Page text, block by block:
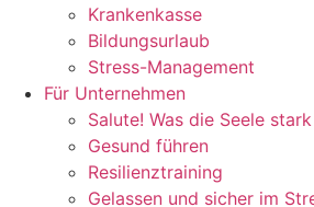
Krankenkasse
Bildungsurlaub
Stress-Management
Für Unternehmen
Salute! Was die Seele
Gesund führen
Resilienztraining
Gelassen und sicher im